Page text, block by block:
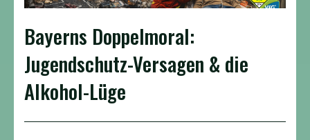
Bayerns Doppelmoral:
Jugendschutz-Versagen & die
Alkohol-Lüge